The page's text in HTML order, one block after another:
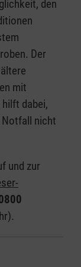
den
Der
mit
dabei,
Notfall nicht
und zur